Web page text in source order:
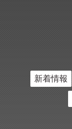
新着情報